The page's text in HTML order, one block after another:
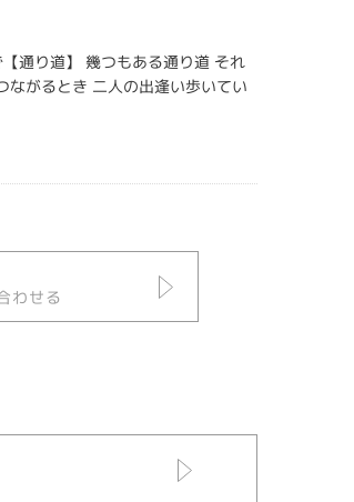
通り道】 幾つもある通り道 それ
ながるとき 二人の出逢い歩いてい
わせる